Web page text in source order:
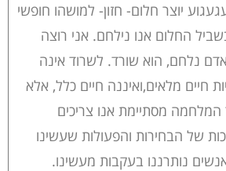
יוצר חלום- חזון- למושהו חופשי
החלום אנו נילחם. אני רוצה
נלחם, הוא שורד. לשרוד אינה
חיים מלאים,ואיננה חיים כלל, אלא
מסתיימת אנו צריכים
של הבחירות והפעולות שעשינו
נותרננו בעקבות מעשינו.